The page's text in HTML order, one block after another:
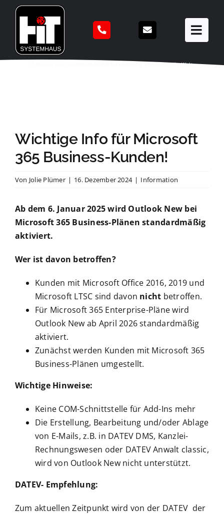
Zum
Inhalt
springen
IT Service aus Norddeutschland für Hamburg, Berlin und die Welt.
Wichtige Info für Microsoft
365 Business-Kunden!
Von Jolie Plümer | 16. Dezember 2024 | Information
Ab dem 6. Januar 2025 wird Outlook New bei
Microsoft 365 Business-Plänen standardmäßig
aktiviert.
Wer ist davon betroffen?
Kunden mit Microsoft Office 2016, 2019 und
Microsoft LTSC sind davon nicht betroffen.
Für Microsoft 365 Enterprise-Pläne wird
Outlook New ab April 2026 standardmäßig
aktiviert.
Zunächst werden Kunden mit Microsoft 365
Business-Plänen umgestellt.
Wichtige Hinweise:
Keine COM-Schnittstelle für Add-Ins mehr
Die Erstellung, Bearbeitung und/oder Ablage
von E-Mails, z.B. in DATEV DMS, Kanzlei-
Rechnungswesen oder DATEV Anwalt classic,
wird von Outlook New nicht unterstützt.
DATEV- Empfehlung:
Zum aktuellen Zeitpunkt wird von der DATEV der